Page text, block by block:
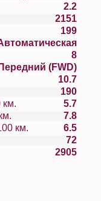
2.2
2151
199
8
Передний (FWD)
10.7
190
км.
5.7
7.8
км.
6.5
72
2905